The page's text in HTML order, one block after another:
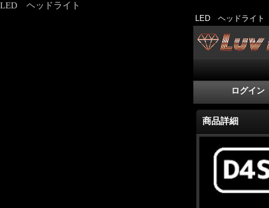
LED ヘッドライト
LED ヘッドライト
ログイン
商品詳細